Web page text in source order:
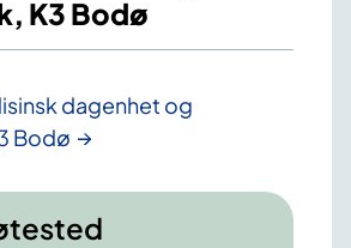
K3 Bodø
dagenhet og
Bodø